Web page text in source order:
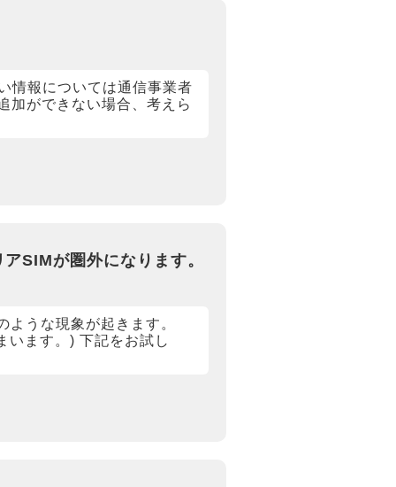
情報については通信事業者
加ができない場合、考えら
SIMが圏外になります。
うな現象が起きます。
います。) 下記をお試し